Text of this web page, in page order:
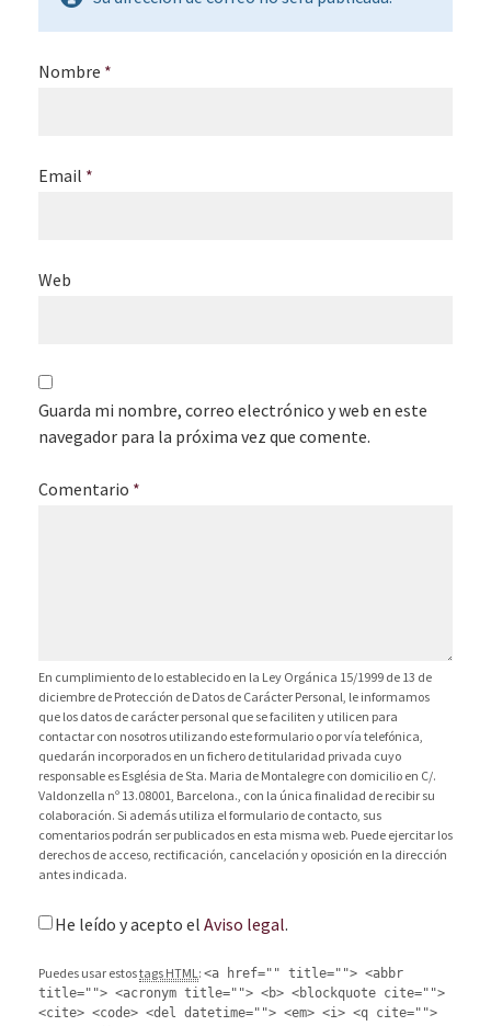
Nombre *
Email *
Web
Guarda mi nombre, correo electrónico y web en este
navegador para la próxima vez que comente.
Comentario *
En cumplimiento de lo establecido en la Ley Orgánica 15/1999 de 13 de
diciembre de Protección de Datos de Carácter Personal, le informamos
que los datos de carácter personal que se faciliten y utilicen para
contactar con nosotros utilizando este formulario o por vía telefónica,
quedarán incorporados en un fichero de titularidad privada cuyo
responsable es Església de Sta. Maria de Montalegre con domicilio en C/.
Valdonzella nº 13.08001, Barcelona., con la única finalidad de recibir su
colaboración. Si además utiliza el formulario de contacto, sus
comentarios podrán ser publicados en esta misma web. Puede ejercitar los
derechos de acceso, rectificación, cancelación y oposición en la dirección
antes indicada.
He leído y acepto el Aviso legal.
Puedes usar estostags HTML : <a href="" title=""> <abbr
title=""> <acronym title=""> <b> <blockquote cite="">
<cite> <code> <del datetime=""> <em> <i> <q cite="">